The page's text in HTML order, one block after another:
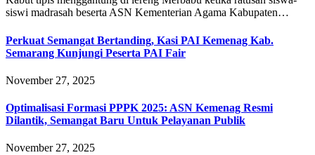
siswi madrasah beserta ASN Kementerian Agama Kabupaten…
Perkuat Semangat Bertanding, Kasi PAI Kemenag Kab.
Semarang Kunjungi Peserta PAI Fair
November 27, 2025
Optimalisasi Formasi PPPK 2025: ASN Kemenag Resmi
Dilantik, Semangat Baru Untuk Pelayanan Publik
November 27, 2025